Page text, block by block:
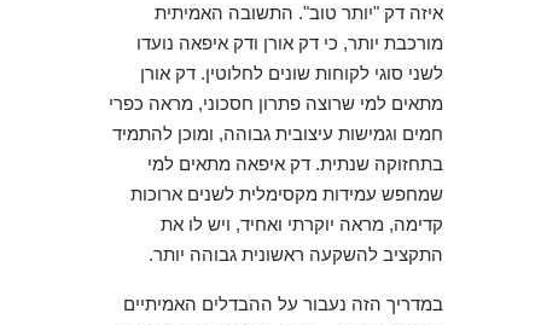
איזה דק "יותר טוב". התשובה האמיתית
מורכבת יותר, כי דק אורן ודק איפאה נועדו
לשני סוגי לקוחות שונים לחלוטין. דק אורן
מתאים למי שרוצה פתרון חסכוני, מראה כפרי
חמים וגמישות עיצובית גבוהה, ומוכן להתמיד
בתחזוקה שנתית. דק איפאה מתאים למי
שמחפש עמידות מקסימלית לשנים ארוכות
קדימה, מראה יוקרתי ואחיד, ויש לו את
התקציב להשקעה ראשונית גבוהה יותר.
במדריך הזה נעבור על ההבדלים האמיתיים